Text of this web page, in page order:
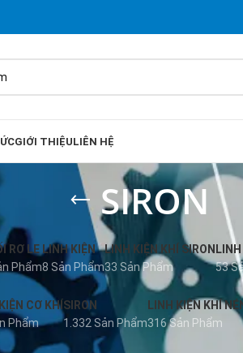
GIỚI THIỆULIÊN HỆ
SIRON
RƠ LE
Phẩm
LINH KIỆN
8 Sản Phẩm
LINH KIỆN KHÍ SIRON
33 Sản Phẩm
53
CƠ KHÍ
Phẩm
SIRON
1.332 Sản Phẩm
LINH KIỆN KHÍ
316 Sản Phẩm